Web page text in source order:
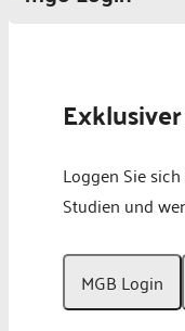
Loggen Sie
Studien und
MGB Login